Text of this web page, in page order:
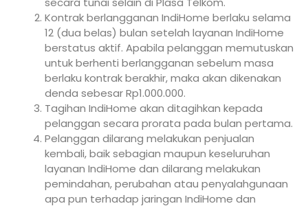
Kontrak berlangganan IndiHome berlaku selama
12 (dua belas) bulan setelah layanan IndiHome
berstatus aktif. Apabila pelanggan memutuskan
untuk berhenti berlangganan sebelum masa
berlaku kontrak berakhir, maka akan dikenakan
denda sebesar Rp1.000.000.
Tagihan IndiHome akan ditagihkan kepada
pelanggan secara prorata pada bulan pertama.
Pelanggan dilarang melakukan penjualan
kembali, baik sebagian maupun keseluruhan
layanan IndiHome dan dilarang melakukan
pemindahan, perubahan atau penyalahgunaan
apa pun terhadap jaringan IndiHome dan